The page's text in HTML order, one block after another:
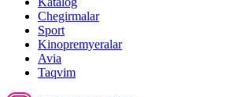
Chegirmalar
Sport
Kinopremyeralar
Avia
Taqvim